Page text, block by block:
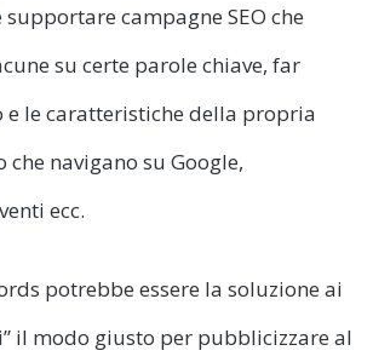
supportare campagne SEO che
su certe parole chiave, far
e le caratteristiche della propria
che navigano su Google,
ecc.
potrebbe essere la soluzione ai
il modo giusto per pubblicizzare al